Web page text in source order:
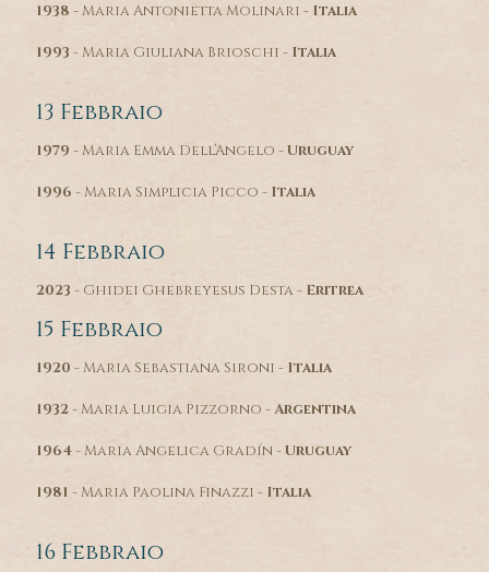
1938 - Maria Antonietta Molinari - Italia
1993 - Maria Giuliana Brioschi - Italia
13 Febbraio
1979 - Maria Emma Dell’Angelo -Uruguay
1996 - Maria Simplicia Picco - Italia
14 Febbraio
2023 - Ghidei Ghebreyesus Desta - Eritrea
15 Febbraio
1920 - Maria Sebastiana Sironi - Italia
1932- Maria Luigia Pizzorno -Argentina
1964- Maria Angelica Gradín -Uruguay
1981 - Maria Paolina Finazzi - Italia
16 Febbraio